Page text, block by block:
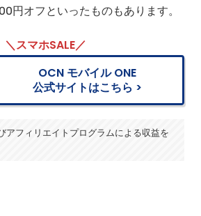
円オフといったものもあります。
＼スマホSALE／
OCN モバイル ONE
公式サイトはこちら >
アフィリエイトプログラムによる収益を